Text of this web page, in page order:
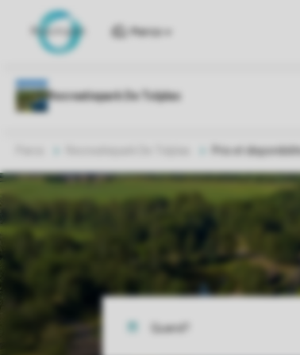
Parcs
Prix et disponibilite